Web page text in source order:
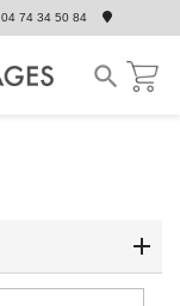
04 74 34 50 84
